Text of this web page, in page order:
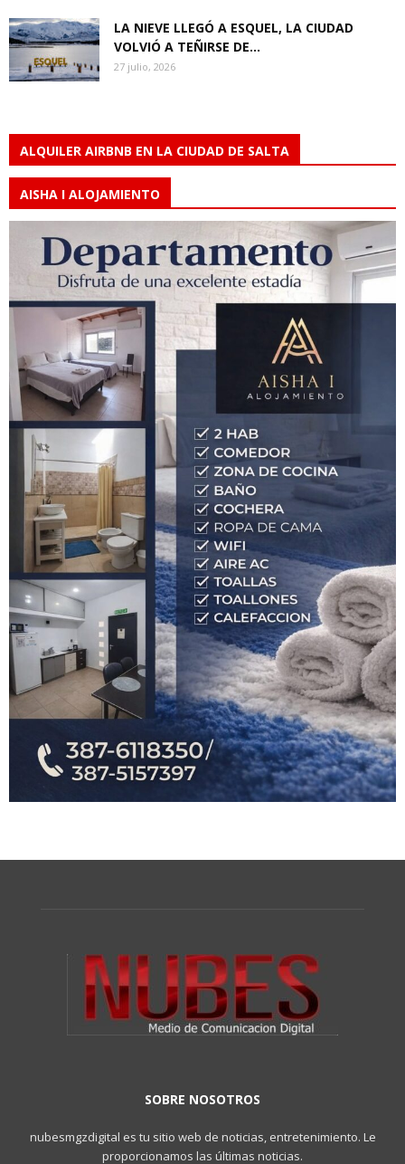
LA NIEVE LLEGÓ A ESQUEL, LA CIUDAD
VOLVIÓ A TEÑIRSE DE...
27 julio, 2026
ALQUILER AIRBNB EN LA CIUDAD DE SALTA
AISHA I ALOJAMIENTO
SOBRE NOSOTROS
nubesmgzdigital es tu sitio web de noticias, entretenimiento. Le
proporcionamos las últimas noticias.